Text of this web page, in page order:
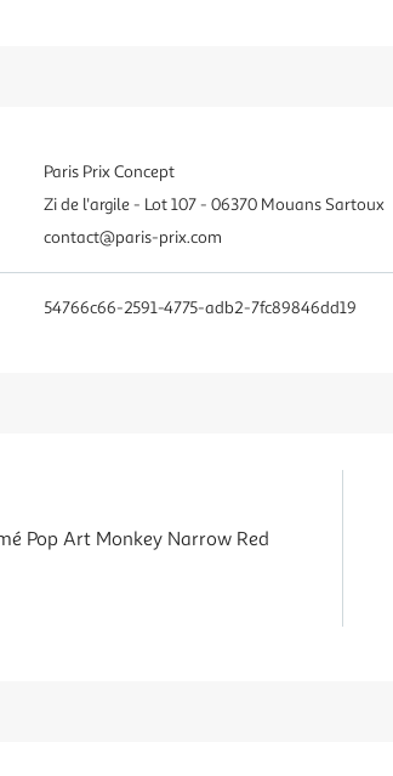
Paris Prix Concept
Zi de l'argile - Lot 107 - 06370 Mouans Sartoux
contact@paris-prix.com
54766c66-2591-4775-adb2-7fc89846dd19
Pop Art Monkey Narrow Red